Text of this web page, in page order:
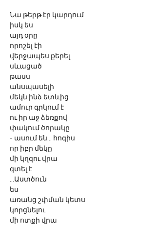
Նա թերթ էր կարդում
իսկ ես
այդ օրը
որոշել էի
վերջապես քերել
սևացած
թասս
անսպասելի
մեկն ինձ ետևից
ամուր գրկում է
ու իր աջ ձեռքով
փակում ծորակը
- ասում են... հոգիս
որ իբր մեկը
մի կղզու վրա
գտել է
...Աստծուն
ես
առանց շփման կետս
կորցնելու
մի ոտքի վրա